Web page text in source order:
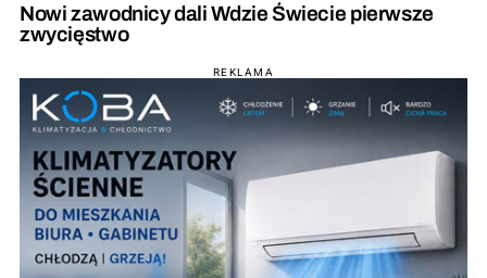
Nowi zawodnicy dali Wdzie Świecie pierwsze
zwycięstwo
REKLAMA